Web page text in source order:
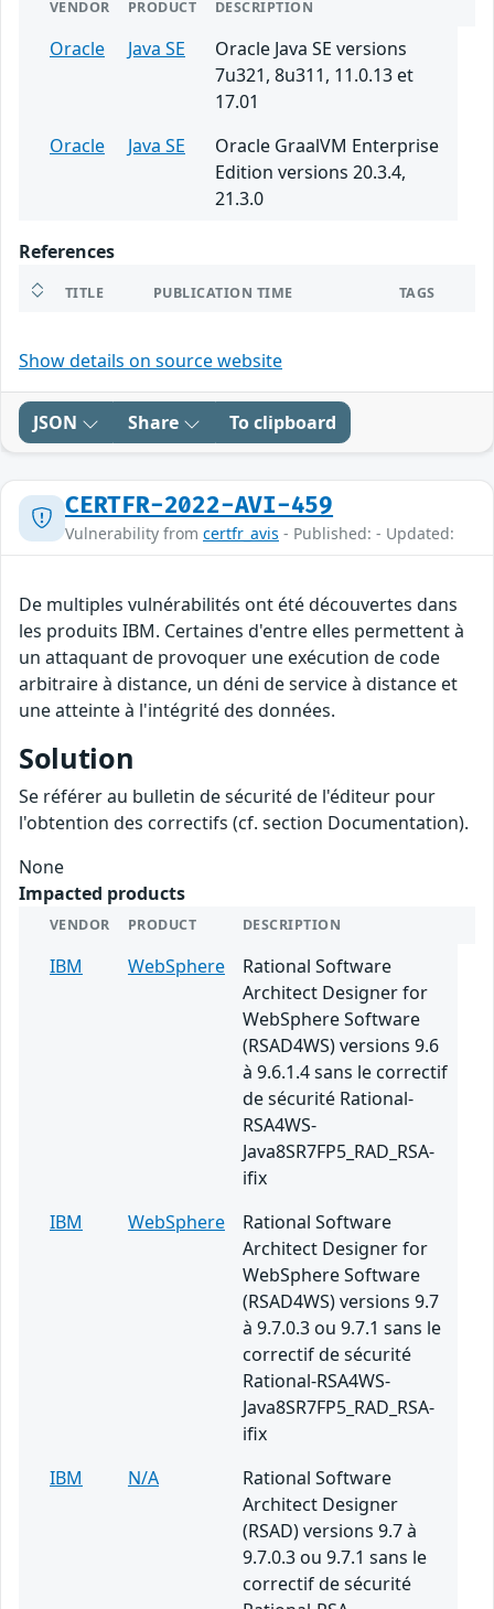
VENDOR PRODUCT DESCRIPTION
Oracle Java SE
Oracle Java SE versions
7u321, 8u311, 11.0.13 et
17.01
Oracle
Java SE
Oracle GraalVM Enterprise
Edition versions 20.3.4,
21.3.0
References
TITLE PUBLICATION TIME TAGS
Show details on source website
JSON Share To clipboard
CERTFR-2022-AVI-459
Vulnerability from certfr_avis - Published: - Updated:
De multiples vulnérabilités ont été découvertes dans
les produits IBM. Certaines d'entre elles permettent à
un attaquant de provoquer une exécution de code
arbitraire à distance, un déni de service à distance et
une atteinte à l'intégrité des données.
Solution
Se référer au bulletin de sécurité de l'éditeur pour
l'obtention des correctifs (cf. section Documentation).
None
Impacted products
VENDOR PRODUCT DESCRIPTION
IBM WebSphere
Rational Software
Architect Designer for
WebSphere Software
(RSAD4WS) versions 9.6
à 9.6.1.4 sans le correctif
de sécurité Rational-
RSA4WS-
Java8SR7FP5_RAD_RSA-
ifix
IBM
WebSphere
Rational Software
Architect Designer for
WebSphere Software
(RSAD4WS) versions 9.7
à 9.7.0.3 ou 9.7.1 sans le
correctif de sécurité
Rational-RSA4WS-
Java8SR7FP5_RAD_RSA-
ifix
IBM
N/A
Rational Software
Architect Designer
(RSAD) versions 9.7 à
9.7.0.3 ou 9.7.1 sans le
correctif de sécurité